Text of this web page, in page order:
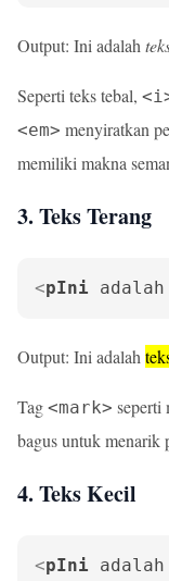
Output: Ini adalah
Seperti teks tebal,
<em> menyiratkan
memiliki makna
3. Teks Terang
<pIni adalah
Output: Ini adalah
Tag <mark> seperti
bagus untuk menarik
4. Teks Kecil
<pIni adalah